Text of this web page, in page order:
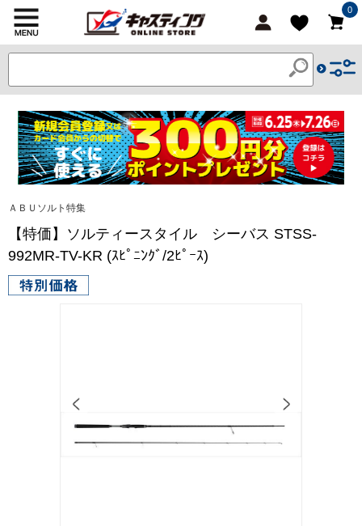
0
ＡＢＵソルト特集
【特価】ソルティースタイル シーバス STSS-
992MR-TV-KR (ｽﾋﾟﾆﾝｸﾞ/2ﾋﾟｰｽ)